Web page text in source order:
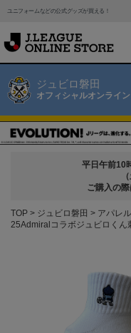
ユニフォームなどの公式グッズが買える！
ジュビロ磐田
オフィシャルオンライ
平日午前10
ご購入の際
TOP ジュビロ磐田 アパレ
25Admiralコラボジュビロくん